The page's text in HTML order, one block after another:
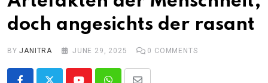
doch angesichts der rasant
BYJANITRA JUNE 29, 2025 0 COMMENTS